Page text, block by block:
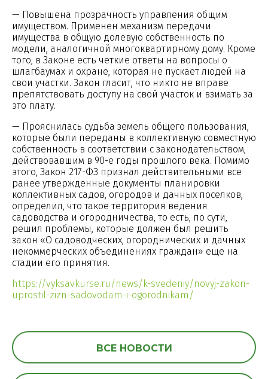
— Повышена прозрачность управления общим
имуществом. Применен механизм передачи
имущества в общую долевую собственность по
модели, аналогичной многоквартирному дому. Кроме
того, в Законе есть четкие ответы на вопросы о
шлагбаумах и охране, которая не пускает людей на
свои участки. Закон гласит, что никто не вправе
препятствовать доступу на свой участок и взимать за
это плату.
— Прояснилась судьба земель общего пользования,
которые были переданы в коллективную совместную
собственность в соответствии с законодательством,
действовавшим в 90-е годы прошлого века. Помимо
этого, Закон 217-ФЗ признал действительными все
ранее утвержденные документы планировки
коллективных садов, огородов и дачных поселков,
определил, что такое территория ведения
садоводства и огородничества, то есть, по сути,
решил проблемы, которые должен был решить
закон «О садоводческих, огороднических и дачных
некоммерческих объединениях граждан» еще на
стадии его принятия.
https://vyksavkurse.ru/news/k-svedeniy/novyj-zakon-
uprostil-zizn-sadovodam-i-ogorodnikam/
ВСЕ НОВОСТИ